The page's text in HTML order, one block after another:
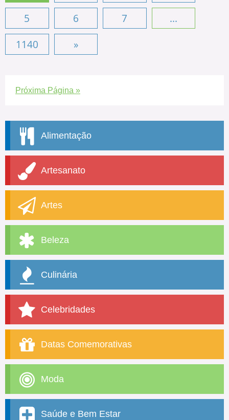
5
6 7
...
1140
»
Próxima Página »
Alimentação
Artesanato
Artes
Beleza
Culinária
Celebridades
Datas Comemorativas
Moda
Saúde e Bem Estar